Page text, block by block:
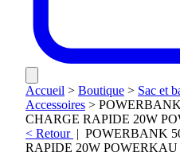
Accueil > Boutique > Sac et
Accessoires >
CHARGE RAPIDE 20W
< Retour | POWERBANK
RAPIDE 20W POWERKAU